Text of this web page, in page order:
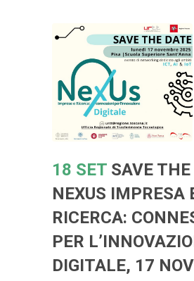
18 SET SAVE
NEXUS IMPRESA
RICERCA:
PER
DIGITALE, 17